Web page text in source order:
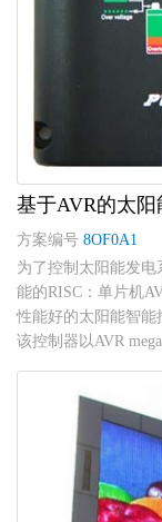
基于AVR的太
方案编号 8OF0A1
为了控制太阳能发
能的RISC：单片机
性能好的太阳能智能
该控制器以AVR